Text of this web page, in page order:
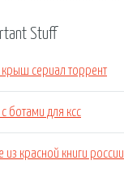
Stuff
сериал торрент
ботами для ксс
красной книги россии